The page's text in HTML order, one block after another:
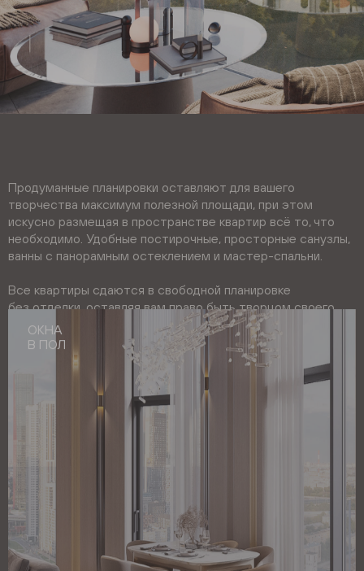
Продуманные планировки оставляют для вашего
творчества максимум полезной площади, при этом
искусно размещая в пространстве квартир всё то, что
необходимо. Удобные постирочные, просторные санузлы,
ванны с панорамным остеклением и мастер-спальни.
Все квартиры сдаются в свободной планировке
без отделки, оставляя вам право быть творцом своего
собственного аутентичного интерьера.
ОКНА
В ПОЛ
КУХНЯ
С КЛАДОВОЙ